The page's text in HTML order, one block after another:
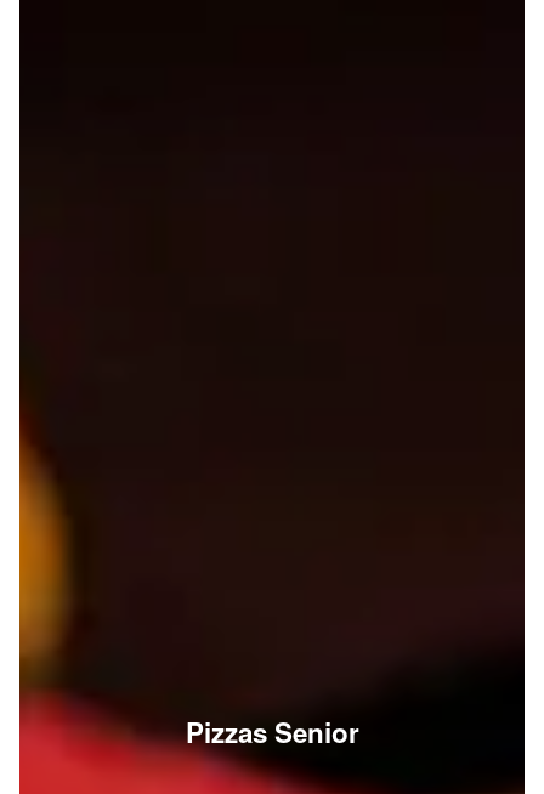
Pizzas Senior